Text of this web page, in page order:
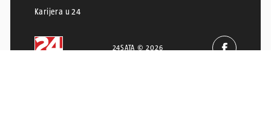
Karijera u 24
24SATA © 2026